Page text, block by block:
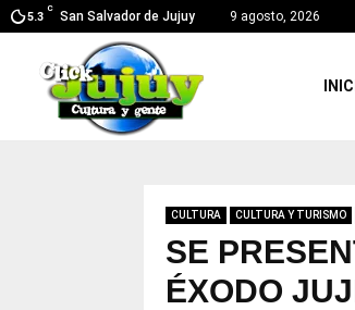
5.3
C
San Salvador de Jujuy 9 agosto, 2026
CULTURA CULTURA Y TURISMO
SE
ÉXODO